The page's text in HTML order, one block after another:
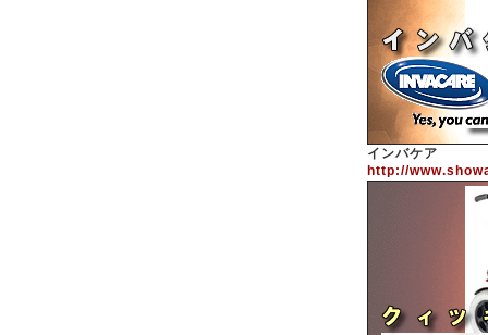
インバケア
http://